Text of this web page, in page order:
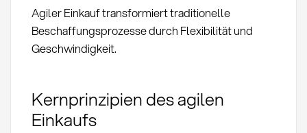
Agiler Einkauf transformiert traditionelle
Beschaffungsprozesse durch Flexibilität und
Geschwindigkeit.
Kernprinzipien des agilen
Einkaufs